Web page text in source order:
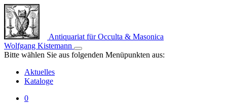
Antiquariat für Occulta & Masonica
Wolfgang Kistemann
Bitte wählen Sie aus folgenden Menüpunkten aus:
Aktuelles
Kataloge
0